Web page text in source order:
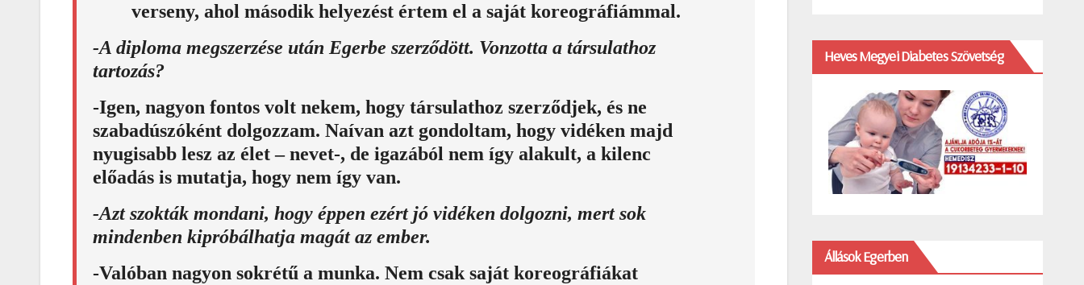
verseny, ahol második helyezést értem el a saját koreográfiámmal.
-A diploma megszerzése után Egerbe szerződött. Vonzotta a társulathoz
tartozás?
-Igen, nagyon fontos volt nekem, hogy társulathoz szerződjek, és ne
szabadúszóként dolgozzam. Naívan azt gondoltam, hogy vidéken majd
nyugisabb lesz az élet – nevet-, de igazából nem így alakult, a kilenc
előadás is mutatja, hogy nem így van.
-Azt szokták mondani, hogy éppen ezért jó vidéken dolgozni, mert sok
mindenben kipróbálhatja magát az ember.
-Valóban nagyon sokrétű a munka. Nem csak saját koreográfiákat
Heves Megyei Diabetes Szövetség
Állások Egerben